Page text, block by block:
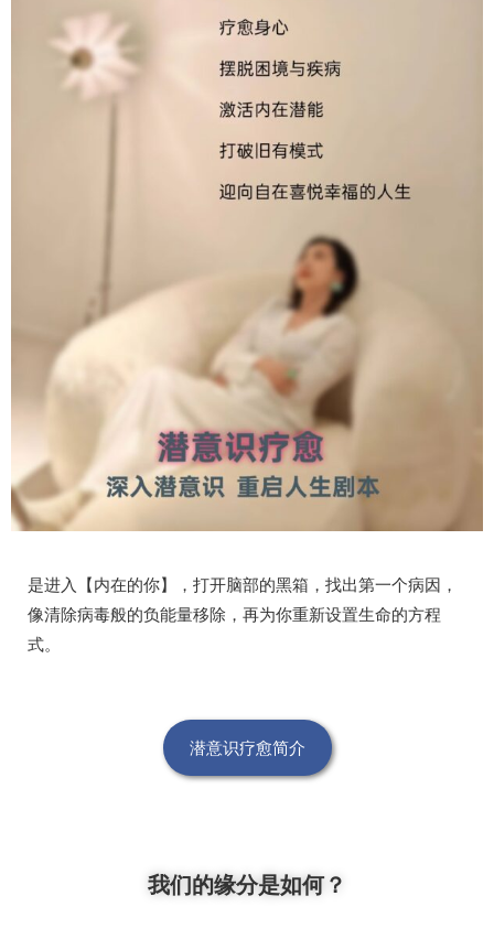
是进入【内在的你】，打开脑部的黑箱，找出第一个病因，
像清除病毒般的负能量移除，再为你重新设置生命的方程
式。
潜意识疗愈简介
我们的缘分是如何？